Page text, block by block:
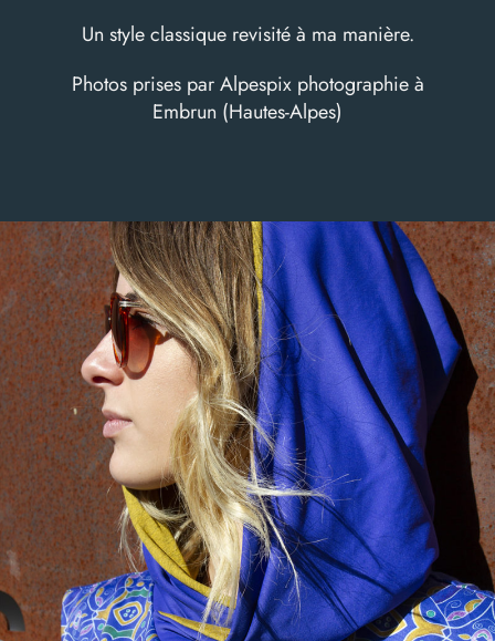
Un style classique revisité à ma manière.
Photos prises parAlpespix photographieà
Embrun (Hautes-Alpes)